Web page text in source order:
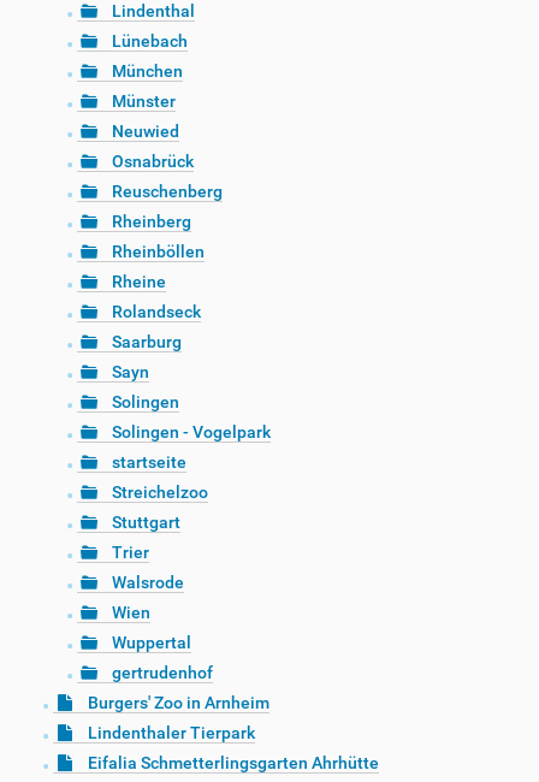
Lindenthal
Lünebach
München
Münster
Neuwied
Osnabrück
Reuschenberg
Rheinberg
Rheinböllen
Rheine
Rolandseck
Saarburg
Sayn
Solingen
Solingen - Vogelpark
startseite
Streichelzoo
Stuttgart
Trier
Walsrode
Wien
Wuppertal
gertrudenhof
Burgers' Zoo in Arnheim
Lindenthaler Tierpark
Eifalia Schmetterlingsgarten Ahrhütte